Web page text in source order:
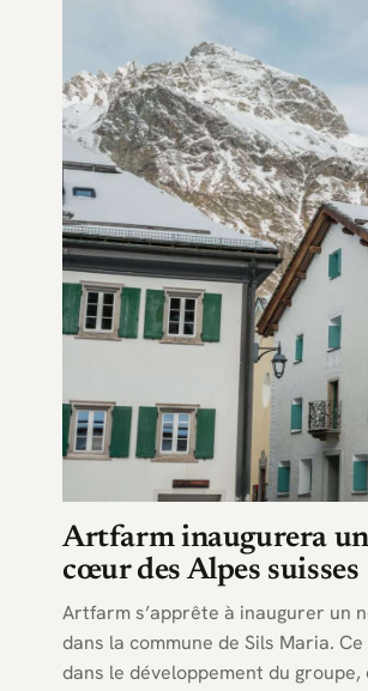
Artfarm inaugurera
cœur des Alpes suisses
Artfarm s’apprête à inaugurer un
dans la commune de Sils Maria.
dans le développement du